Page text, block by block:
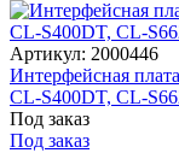
Артикул: 2000446
Интерфейсная
CL-S400DT, CL-
Под заказ
Под заказ